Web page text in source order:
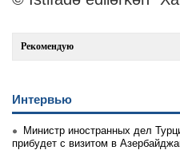
Рекомендую
Интервью
Министр иностранных дел
прибудет с визитом в